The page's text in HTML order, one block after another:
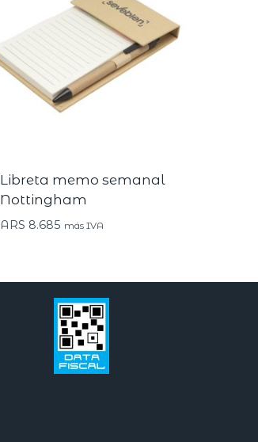
Libreta memo semanal
Nottingham
ARS 8.685 más IVA